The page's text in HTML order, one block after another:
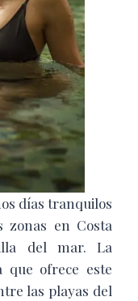
días tranquilos
zonas en Costa
del mar. La
que ofrece este
las playas del